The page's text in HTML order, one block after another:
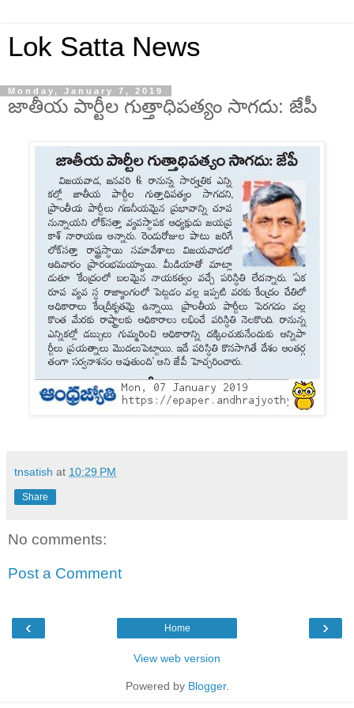
Lok Satta News
Monday, January 7, 2019
జాతీయ పార్టీల గుత్తాధిపత్యం సాగదు: జేపీ
tnsatish at 10:29 PM
Share
No comments:
Post a Comment
‹ ›
Home
View web version
Powered by Blogger.